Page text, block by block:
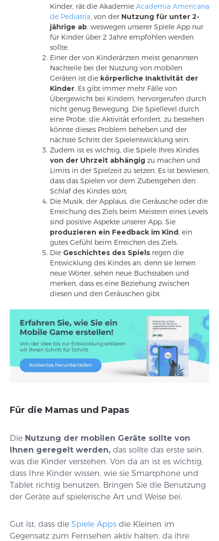
Kinder, rät die Akademie Academia Americana
de Pediatría, von der Nutzung für unter 2-
jährige ab, weswegen unserer Spiele App nur
für Kinder über 2 Jahre empfohlen werden
sollte.
Einer der von Kinderärzten meist genannten
Nachteile bei der Nutzung von mobilen
Geräten ist die körperliche Inaktivität der
Kinder. Es gibt immer mehr Fälle von
Übergewicht bei Kindern, hervorgerufen durch
nicht genug Bewegung. Die Spiellevel durch
eine Probe, die Aktivität erfordert, zu bestehen
könnte dieses Problem beheben und der
nächste Schritt der Spielentwicklung sein.
Zudem ist es wichtig, die Spiele Ihres Kindes
von der Uhrzeit abhängig zu machen und
Limits in der Spielzeit zu setzen. Es ist bewiesen,
dass das Spielen vor dem Zubettgehen den
Schlaf des Kindes stört.
Die Musik, der Applaus, die Geräusche oder die
Erreichung des Ziels beim Meistern eines Levels
sind positive Aspekte unserer App. Sie
produzieren ein Feedback im Kind, ein
gutes Gefühl beim Erreichen des Ziels.
Die Geschichtes des Spiels regen die
Entwicklung des Kindes an, denn sie lernen
neue Wörter, sehen neue Buchstaben und
merken, dass es eine Beziehung zwischen
diesen und den Geräuschen gibt.
Für die Mamas und Papas
Die Nutzung der mobilen Geräte sollte von
Ihnen geregelt werden, das sollte das erste sein,
was die Kinder verstehen. Von da an ist es wichtig,
dass Ihre Kinder wissen, wie sie Smartphone und
Tablet richtig benutzen. Bringen Sie die Benutzung
der Geräte auf spielerische Art und Weise bei.
Gut ist, dass die Spiele Apps die Kleinen im
Gegensatz zum Fernsehen aktiv halten, da ihre